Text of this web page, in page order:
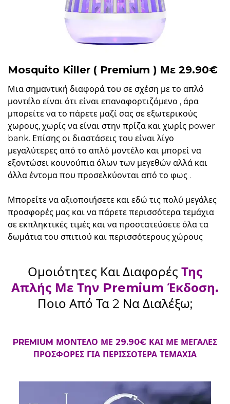
Mosquito Killer ( Premium ) Με 29.90€
Μια σημαντική διαφορά του σε σχέση με το απλό
μοντέλο είναι ότι είναι επαναφορτιζόμενο , άρα
μπορείτε να το πάρετε μαζί σας σε εξωτερικούς
χωρους, χωρίς να είναι στην πρίζα και χωρίς power
bank. Επίσης οι διαστάσεις του είναι λίγο
μεγαλύτερες από το απλό μοντέλο και μπορεί να
εξοντώσει κουνούπια όλων των μεγεθών αλλά και
άλλα έντομα που προσελκύονται από το φως .
Μπορείτε να αξιοποιήσετε και εδώ τις πολύ μεγάλες
προσφορές μας και να πάρετε περισσότερα τεμάχια
σε εκπληκτικές τιμές και να προστατεύσετε όλα τα
δωμάτια του σπιτιού και περισσότερους χώρους
Ομοιότητες Και Διαφορές Της
Απλής Με Την Premium Έκδοση.
Ποιο Από Τα 2 Να Διαλέξω;
PREMIUM ΜΟΝΤΕΛΟ ΜΕ 29.90€ ΚΑΙ ΜΕ ΜΕΓΑΛΕΣ
ΠΡΟΣΦΟΡΕΣ ΓΙΑ ΠΕΡΙΣΣΟΤΕΡΑ ΤΕΜΑΧΙΑ